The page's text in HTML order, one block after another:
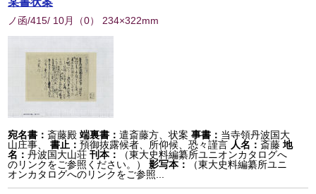
ノ函/415/ 10月 （0） 234×322mm
宛名書：斎藤殿 端裏書：遣斎藤方、状案 事書： 当寺領丹波国大
山庄事、
書止：預御抜露候者、所仰候、恐々謹言 人名：斎藤 地
名：丹波国大山荘 刊本：
（東大史料編纂所ユニオンカタログへ
のリンクをご参照ください。）
影写本：
（東大史料編纂所ユニ
オンカタログへのリンクをご参照...